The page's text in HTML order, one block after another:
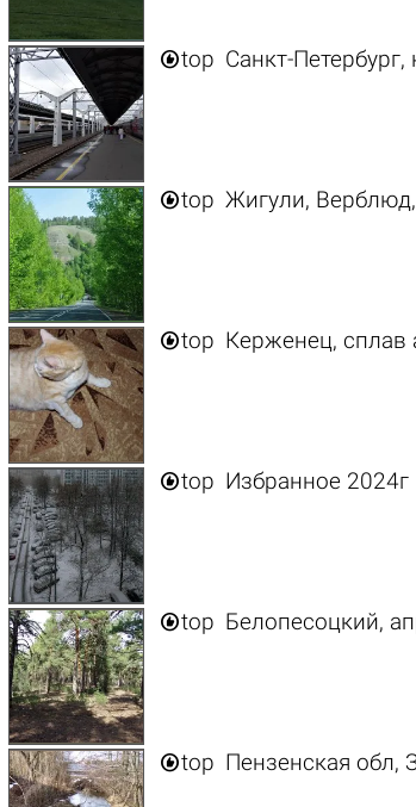
top Санкт-
top Жигули,
top Керженец, сплав
top Избранное 2024г
top Белопесоцкий,
top Пензенская обл,